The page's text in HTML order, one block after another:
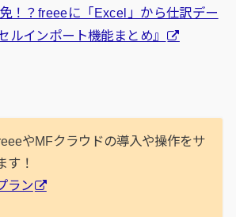
！？freeeに「Excel」から仕訳デー
ルインポート機能まとめ』
やMFクラウドの導入や操作をサ
す！
ラン